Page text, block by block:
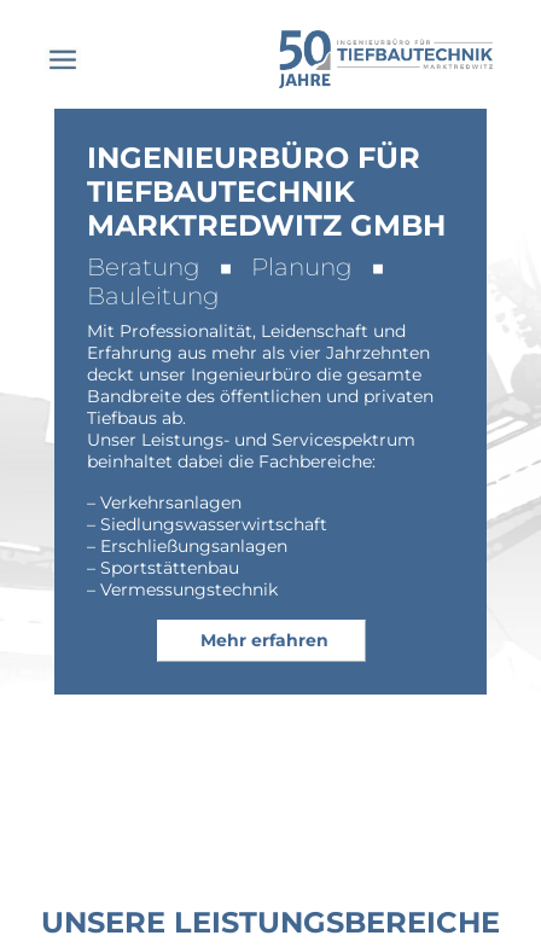
INGENIEURBÜRO FÜR
TIEFBAUTECHNIK
MARKTREDWITZ GMBH
Beratung ■ Planung ■
Bauleitung
Mit Professionalität, Leidenschaft und
Erfahrung aus mehr als vier Jahrzehnten
deckt unser Ingenieurbüro die gesamte
Bandbreite des öffentlichen und privaten
Tiefbaus ab.
Unser Leistungs- und Servicespektrum
beinhaltet dabei die Fachbereiche:
– Verkehrsanlagen
– Siedlungswasserwirtschaft
– Erschließungsanlagen
– Sportstättenbau
– Vermessungstechnik
Mehr erfahren
UNSERE LEISTUNGSBEREICHE